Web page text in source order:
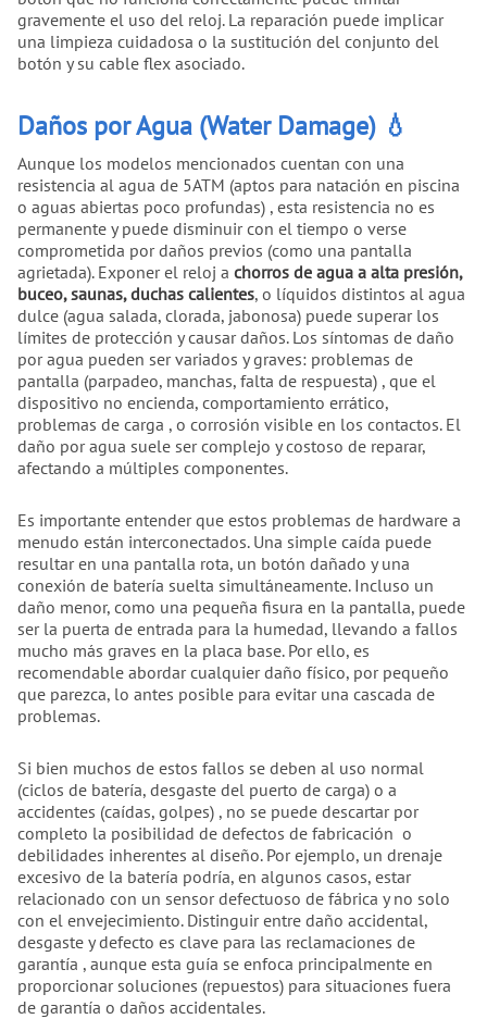
gravemente el uso del reloj. La reparación puede implicar
una limpieza cuidadosa o la sustitución del conjunto del
botón y su cable flex asociado.
Daños por Agua (Water Damage) 💧
Aunque los modelos mencionados cuentan con una
resistencia al agua de 5ATM (aptos para natación en piscina
o aguas abiertas poco profundas) , esta resistencia no es
permanente y puede disminuir con el tiempo o verse
comprometida por daños previos (como una pantalla
agrietada). Exponer el reloj a chorros de agua a alta presión,
buceo, saunas, duchas calientes, o líquidos distintos al agua
dulce (agua salada, clorada, jabonosa) puede superar los
límites de protección y causar daños. Los síntomas de daño
por agua pueden ser variados y graves: problemas de
pantalla (parpadeo, manchas, falta de respuesta) , que el
dispositivo no encienda, comportamiento errático,
problemas de carga , o corrosión visible en los contactos. El
daño por agua suele ser complejo y costoso de reparar,
afectando a múltiples componentes.
Es importante entender que estos problemas de hardware a
menudo están interconectados. Una simple caída puede
resultar en una pantalla rota, un botón dañado y una
conexión de batería suelta simultáneamente. Incluso un
daño menor, como una pequeña fisura en la pantalla, puede
ser la puerta de entrada para la humedad, llevando a fallos
mucho más graves en la placa base. Por ello, es
recomendable abordar cualquier daño físico, por pequeño
que parezca, lo antes posible para evitar una cascada de
problemas.
Si bien muchos de estos fallos se deben al uso normal
(ciclos de batería, desgaste del puerto de carga) o a
accidentes (caídas, golpes) , no se puede descartar por
completo la posibilidad de defectos de fabricación o
debilidades inherentes al diseño. Por ejemplo, un drenaje
excesivo de la batería podría, en algunos casos, estar
relacionado con un sensor defectuoso de fábrica y no solo
con el envejecimiento. Distinguir entre daño accidental,
desgaste y defecto es clave para las reclamaciones de
garantía , aunque esta guía se enfoca principalmente en
proporcionar soluciones (repuestos) para situaciones fuera
de garantía o daños accidentales.